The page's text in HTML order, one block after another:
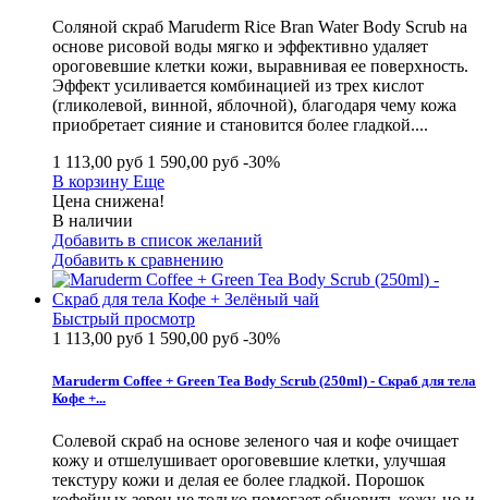
Соляной скраб Maruderm Rice Bran Water Body Scrub на
основе рисовой воды мягко и эффективно удаляет
ороговевшие клетки кожи, выравнивая ее поверхность.
Эффект усиливается комбинацией из трех кислот
(гликолевой, винной, яблочной), благодаря чему кожа
приобретает сияние и становится более гладкой....
1 113,00 руб 1 590,00 руб -30%
В корзину Еще
Цена снижена!
В наличии
Добавить в список желаний
Добавить к сравнению
Быстрый просмотр
1 113,00 руб 1 590,00 руб -30%
Maruderm Coffee + Green Tea Body Scrub (250ml) - Скраб для тела
Кофе +...
Солевой скраб на основе зеленого чая и кофе очищает
кожу и отшелушивает ороговевшие клетки, улучшая
текстуру кожи и делая ее более гладкой. Порошок